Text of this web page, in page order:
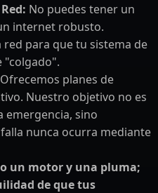
No puedes tener un
internet robusto.
para que tu sistema de
"colgado".
Ofrecemos planes de
Nuestro objetivo no es
emergencia, sino
nunca ocurra mediante
un motor y una pluma;
de que tus